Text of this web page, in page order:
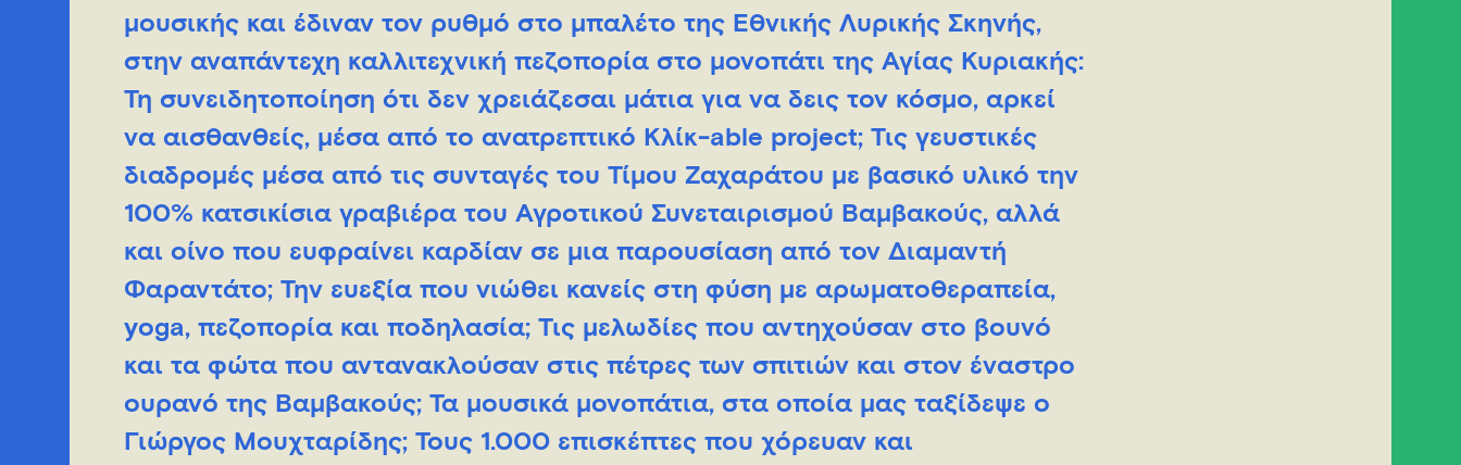
μουσικής και έδιναν τον ρυθμό στο μπαλέτο της Εθνικής Λυρικής Σκηνής,
στην αναπάντεχη καλλιτεχνική πεζοπορία στο μονοπάτι της Αγίας Κυριακής:
Τη συνειδητοποίηση ότι δεν χρειάζεσαι μάτια για να δεις τον κόσμο, αρκεί
να αισθανθείς, μέσα από το ανατρεπτικό Κλίκ-able project; Τις γευστικές
διαδρομές μέσα από τις συνταγές του Τίμου Ζαχαράτου με βασικό υλικό την
100% κατσικίσια γραβιέρα του Αγροτικού Συνεταιρισμού Βαμβακούς, αλλά
και οίνο που ευφραίνει καρδίαν σε μια παρουσίαση από τον Διαμαντή
Φαραντάτο; Την ευεξία που νιώθει κανείς στη φύση με αρωματοθεραπεία,
yoga, πεζοπορία και ποδηλασία; Τις μελωδίες που αντηχούσαν στο βουνό
και τα φώτα που αντανακλούσαν στις πέτρες των σπιτιών και στον έναστρο
ουρανό της Βαμβακούς; Τα μουσικά μονοπάτια, στα οποία μας ταξίδεψε ο
Γιώργος Μουχταρίδης; Τους 1.000 επισκέπτες που χόρευαν και